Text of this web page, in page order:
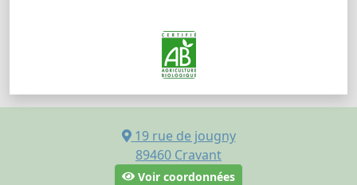
19 rue de jougny
89460 Cravant
Voir coordonnées